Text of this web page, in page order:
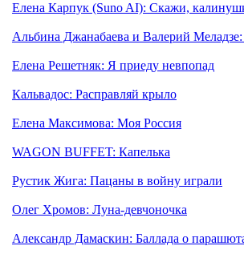
Елена Карпук (Suno AI): Скажи,
Альбина Джанабаева и Валерий Меладзе:
Елена Решетняк: Я приеду невпопад
Кальвадос: Расправляй крыло
Елена Максимова: Моя Россия
WAGON BUFFET: Капелька
Рустик Жига: Пацаны в войну играли
Олег Хромов: Луна-девчоночка
Александр Дамаскин: Баллада о